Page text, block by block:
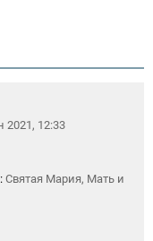
2021, 12:33
Святая Мария, Мать и